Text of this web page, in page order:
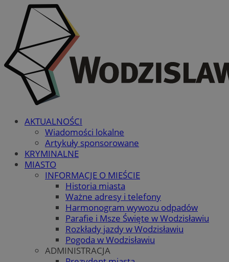
AKTUALNOŚCI
Wiadomości lokalne
Artykuły sponsorowane
KRYMINALNE
MIASTO
INFORMACJE O MIEŚCIE
Historia miasta
Ważne adresy i telefony
Harmonogram wywozu odpadów
Parafie i Msze Święte w Wodzisławiu
Rozkłady jazdy w Wodzisławiu
Pogoda w Wodzisławiu
ADMINISTRACJA